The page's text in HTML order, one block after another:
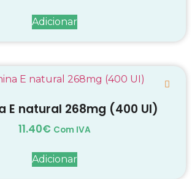
Adicionar
E natural 268mg (400 UI)
11.40€ Com IVA
Adicionar